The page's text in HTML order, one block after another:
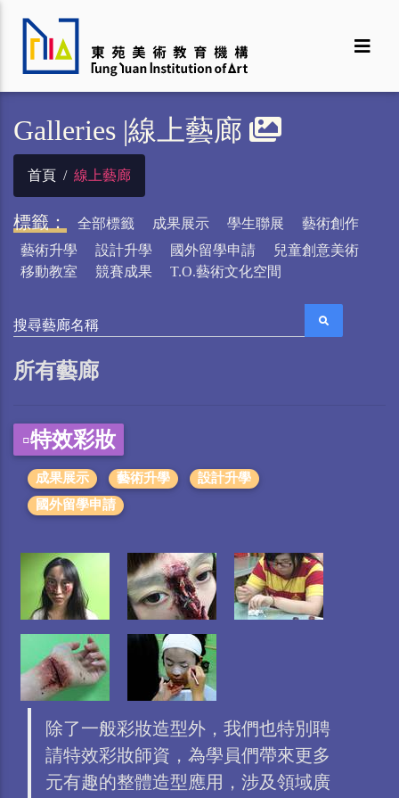
Galleries |線上藝廊
首頁 線上藝廊
標籤： 全部標籤 成果展示 學生聯展
藝術創作
藝術升學
設計升學 國外留學申請
兒童創意美術
移動教室
競賽成果 T.O.藝術文化空間
搜尋藝廊名稱
所有藝廊
▫️特效彩妝
成果展示 藝術升學
設計升學
國外留學申請
除了一般彩妝造型外，我們也特別聘
請特效彩妝師資，為學員們帶來更多
元有趣的整體造型應用，涉及領域廣